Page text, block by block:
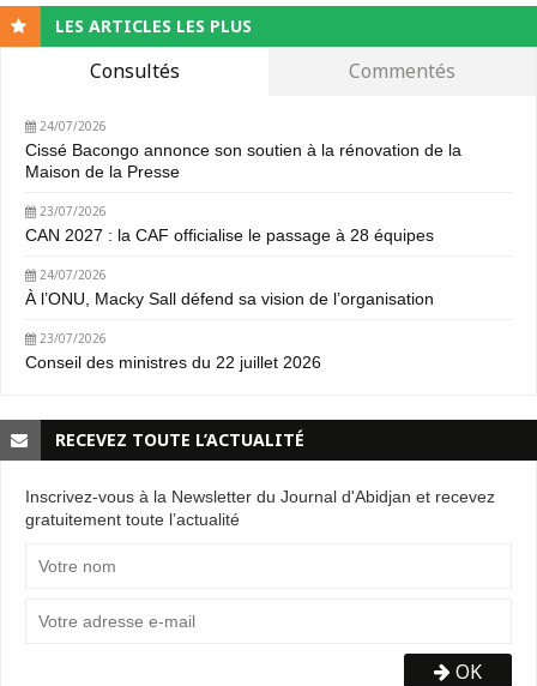
LES ARTICLES LES PLUS
Consultés Commentés
24/07/2026
Cissé Bacongo annonce son soutien à la rénovation de la
Maison de la Presse
23/07/2026
CAN 2027 : la CAF officialise le passage à 28 équipes
24/07/2026
À l’ONU, Macky Sall défend sa vision de l’organisation
23/07/2026
Conseil des ministres du 22 juillet 2026
RECEVEZ TOUTE L’ACTUALITÉ
Inscrivez-vous à la Newsletter du Journal d'Abidjan et recevez
gratuitement toute l’actualité
OK